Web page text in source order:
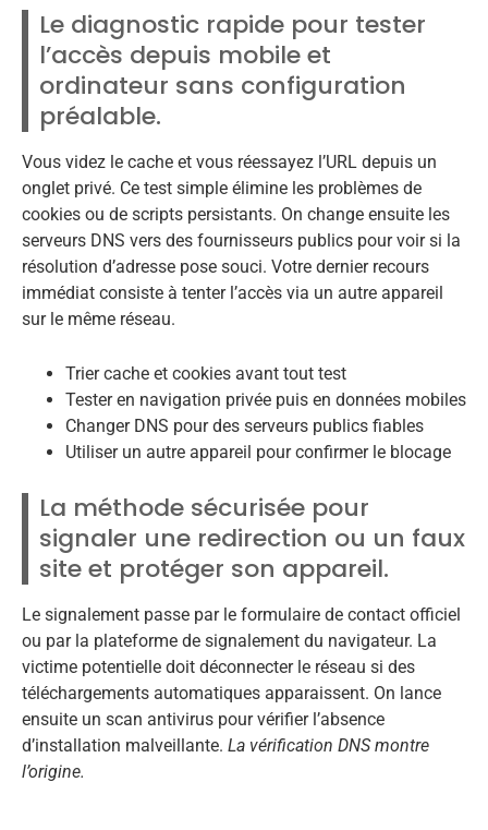
Le diagnostic rapide pour tester
l’accès depuis mobile et
ordinateur sans configuration
préalable.
Vous videz le cache et vous réessayez l’URL depuis un
onglet privé. Ce test simple élimine les problèmes de
cookies ou de scripts persistants. On change ensuite les
serveurs DNS vers des fournisseurs publics pour voir si la
résolution d’adresse pose souci. Votre dernier recours
immédiat consiste à tenter l’accès via un autre appareil
sur le même réseau.
Trier cache et cookies avant tout test
Tester en navigation privée puis en données mobiles
Changer DNS pour des serveurs publics fiables
Utiliser un autre appareil pour confirmer le blocage
La méthode sécurisée pour
signaler une redirection ou un faux
site et protéger son appareil.
Le signalement passe par le formulaire de contact officiel
ou par la plateforme de signalement du navigateur. La
victime potentielle doit déconnecter le réseau si des
téléchargements automatiques apparaissent. On lance
ensuite un scan antivirus pour vérifier l’absence
d’installation malveillante. La vérification DNS montre
l’origine.